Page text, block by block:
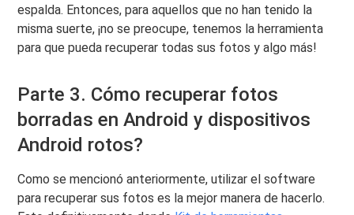
espalda. Entonces, para aquellos que no han tenido la
misma suerte, ¡no se preocupe, tenemos la herramienta
para que pueda recuperar todas sus fotos y algo más!
Parte 3. Cómo recuperar fotos
borradas en Android y dispositivos
Android rotos?
Como se mencionó anteriormente, utilizar el software
para recuperar sus fotos es la mejor manera de hacerlo.